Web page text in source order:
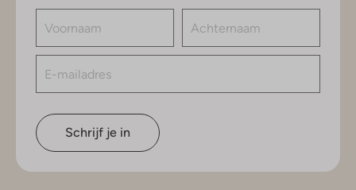
Schrijf je in